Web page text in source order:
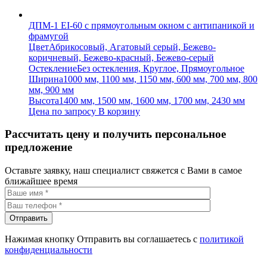
ДПМ-1 EI-60 с прямоугольным окном с антипаникой и
фрамугой
ЦветАбрикосовый, Агатовый серый, Бежево-
коричневый, Бежево-красный, Бежево-серый
ОстеклениеБез остекления, Круглое, Прямоугольное
Ширина1000 мм, 1100 мм, 1150 мм, 600 мм, 700 мм, 800
мм, 900 мм
Высота1400 мм, 1500 мм, 1600 мм, 1700 мм, 2430 мм
Цена по запросу В корзину
Рассчитать цену и получить персональное
предложение
Оставьте заявку, наш специалист свяжется с Вами в самое
ближайшее время
Нажимая кнопку Отправить вы соглашаетесь с политикой
конфиденциальности